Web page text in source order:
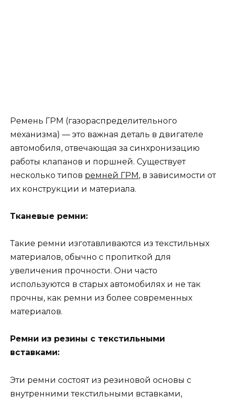
Ремень ГРМ (газораспределительного
механизма) — это важная деталь в двигателе
автомобиля, отвечающая за синхронизацию
работы клапанов и поршней. Существует
несколько типов ремней ГРМ, в зависимости от
их конструкции и материала.
Тканевые ремни:
Такие ремни изготавливаются из текстильных
материалов, обычно с пропиткой для
увеличения прочности. Они часто
используются в старых автомобилях и не так
прочны, как ремни из более современных
материалов.
Ремни из резины с текстильными
вставками:
Эти ремни состоят из резиновой основы с
внутренними текстильными вставками,